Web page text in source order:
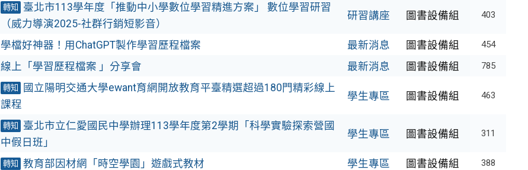
轉知
臺北市113學年度「推動中小學數位學習精進方案」 數位學習研習
（威力導演2025-社群行銷短影音）
研習講座 圖書設備組 403
學檔好神器！用ChatGPT製作學習歷程檔案 最新消息 圖書設備組 454
線上「學習歷程檔案 」分享會 最新消息 圖書設備組 785
轉知
國立陽明交通大學ewant育網開放教育平臺精選超過180門精彩線上
課程
學生專區 圖書設備組 463
轉知
臺北市立仁愛國民中學辦理113學年度第2學期「科學實驗探索營國
中假日班」
學生專區 圖書設備組 311
轉知 教育部因材網「時空學園」遊戲式教材 學生專區 圖書設備組 388